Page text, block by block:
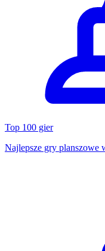
Top 100 gier
Najlepsze gry planszowe